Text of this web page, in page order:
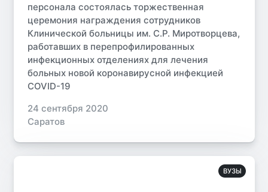
персонала состоялась торжественная
церемония награждения сотрудников
Клинической больницы им. С.Р. Миротворцева,
работавших в перепрофилированных
инфекционных отделениях для лечения
больных новой коронавирусной инфекцией
COVID-19
24 сентября 2020
Саратов
ВУЗЫ